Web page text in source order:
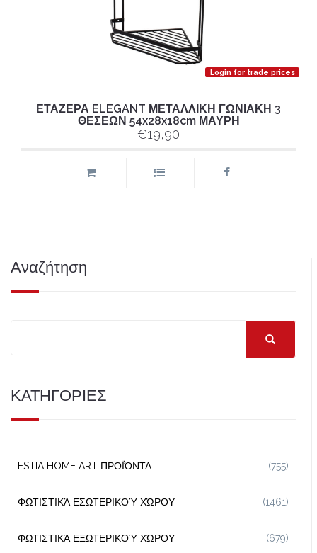
Login for trade prices
ΕΤΑΖΕΡΑ ELEGANT ΜΕΤΑΛΛΙΚΗ ΓΩΝΙΑΚΗ 3
ΘΕΣΕΩΝ 54x28x18cm ΜΑΥΡΗ
€19,90
Αναζήτηση
ΚΑΤΗΓΟΡΙΕΣ
ESTIA HOME ART ΠΡΟΪΌΝΤΑ (755)
ΦΩΤΙΣΤΙΚΆ ΕΣΩΤΕΡΙΚΟΎ ΧΏΡΟΥ (1461)
ΦΩΤΙΣΤΙΚΆ ΕΞΩΤΕΡΙΚΟΎ ΧΏΡΟΥ (679)